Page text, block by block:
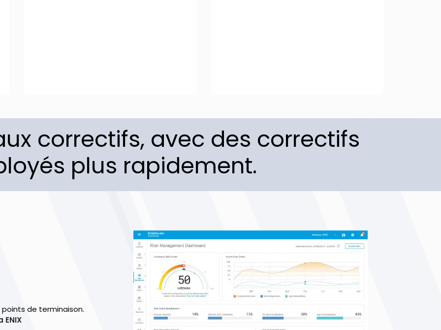
correctifs, avec des correctifs
plus rapidement.
de terminaison.